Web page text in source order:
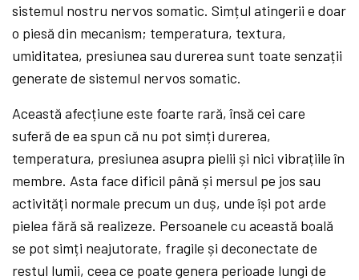
sistemul nostru nervos somatic. Simțul atingerii e doar
o piesă din mecanism; temperatura, textura,
umiditatea, presiunea sau durerea sunt toate senzații
generate de sistemul nervos somatic.
Această afecțiune este foarte rară, însă cei care
suferă de ea spun că nu pot simți durerea,
temperatura, presiunea asupra pielii și nici vibrațiile în
membre. Asta face dificil până și mersul pe jos sau
activități normale precum un duș, unde își pot arde
pielea fără să realizeze. Persoanele cu această boală
se pot simți neajutorate, fragile și deconectate de
restul lumii, ceea ce poate genera perioade lungi de